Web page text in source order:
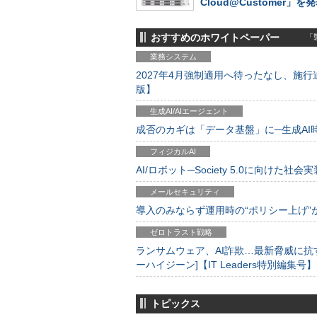
Cloud@Customer」を発
おすすめのホワイトペーパー
業務システム
2027年4月強制適用へ待ったなし、施
版】
生成AI/AIエージェント
成否のカギは「データ基盤」に─生成AI
フィジカルAI
AI/ロボット─Society 5.0に向けた社会
メールセキュリティ
導入のみならず運用時の“ポリシー上げ
ゼロトラスト戦略
ランサムウェア、AI詐欺…最新脅威に
ーハイジーン]【IT Leaders特別編集号】
トピックス